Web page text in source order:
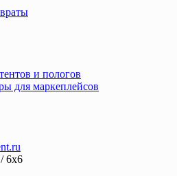
и пологов
для маркеплейсов
6х6